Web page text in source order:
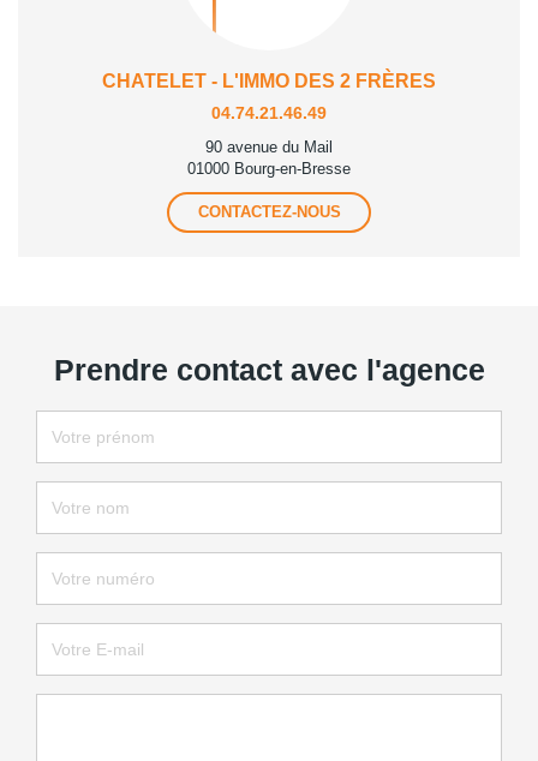
CHATELET - L'IMMO DES 2 FRÈRES
04.74.21.46.49
90 avenue du Mail
01000 Bourg-en-Bresse
CONTACTEZ-NOUS
Prendre contact avec l'agence